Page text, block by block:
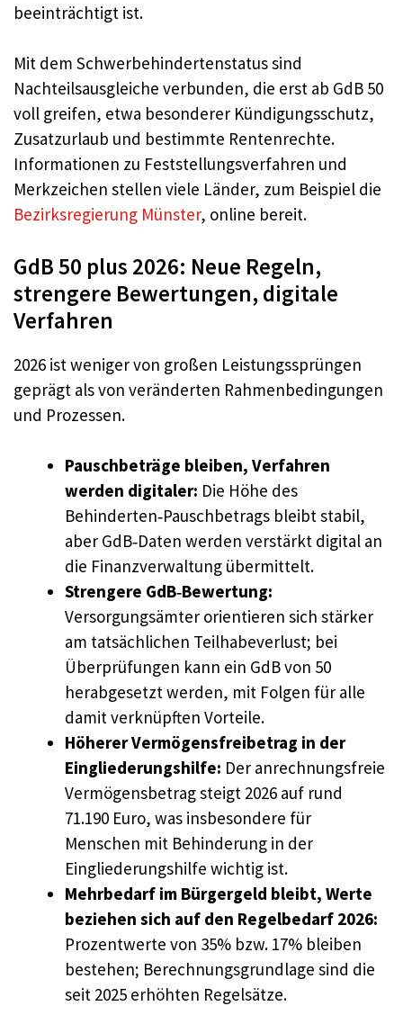
beeinträchtigt ist.
Mit dem Schwerbehindertenstatus sind
Nachteilsausgleiche verbunden, die erst ab GdB 50
voll greifen, etwa besonderer Kündigungsschutz,
Zusatzurlaub und bestimmte Rentenrechte.
Informationen zu Feststellungsverfahren und
Merkzeichen stellen viele Länder, zum Beispiel die
Bezirksregierung Münster, online bereit.
GdB 50 plus 2026: Neue Regeln,
strengere Bewertungen, digitale
Verfahren
2026 ist weniger von großen Leistungssprüngen
geprägt als von veränderten Rahmenbedingungen
und Prozessen.
Pauschbeträge bleiben, Verfahren
werden digitaler: Die Höhe des
Behinderten‑Pauschbetrags bleibt stabil,
aber GdB‑Daten werden verstärkt digital an
die Finanzverwaltung übermittelt.
Strengere GdB‑Bewertung:
Versorgungsämter orientieren sich stärker
am tatsächlichen Teilhabeverlust; bei
Überprüfungen kann ein GdB von 50
herabgesetzt werden, mit Folgen für alle
damit verknüpften Vorteile.
Höherer Vermögensfreibetrag in der
Eingliederungshilfe: Der anrechnungsfreie
Vermögensbetrag steigt 2026 auf rund
71.190 Euro, was insbesondere für
Menschen mit Behinderung in der
Eingliederungshilfe wichtig ist.
Mehrbedarf im Bürgergeld bleibt, Werte
beziehen sich auf den Regelbedarf 2026:
Prozentwerte von 35% bzw. 17% bleiben
bestehen; Berechnungsgrundlage sind die
seit 2025 erhöhten Regelsätze.